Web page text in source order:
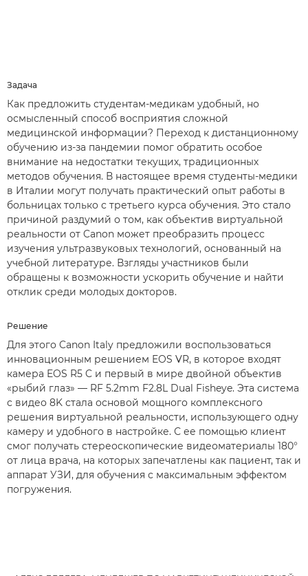
Задача
Как предложить студентам-медикам удобный, но
осмысленный способ восприятия сложной
медицинской информации? Переход к дистанционному
обучению из-за пандемии помог обратить особое
внимание на недостатки текущих, традиционных
методов обучения. В настоящее время студенты-медики
в Италии могут получать практический опыт работы в
больницах только с третьего курса обучения. Это стало
причиной раздумий о том, как объектив виртуальной
реальности от Canon может преобразить процесс
изучения ультразвуковых технологий, основанный на
учебной литературе. Взгляды участников были
обращены к возможности ускорить обучение и найти
отклик среди молодых докторов.
Решение
Для этого Canon Italy предложили воспользоваться
инновационным решением EOS VR, в которое входят
камера EOS R5 C и первый в мире двойной объектив
«рыбий глаз» — RF 5.2mm F2.8L Dual Fisheye. Эта система
с видео 8K стала основой мощного комплексного
решения виртуальной реальности, использующего одну
камеру и удобного в настройке. С ее помощью клиент
смог получать стереоскопические видеоматериалы 180°
от лица врача, на которых запечатлены как пациент, так и
аппарат УЗИ, для обучения с максимальным эффектом
погружения.